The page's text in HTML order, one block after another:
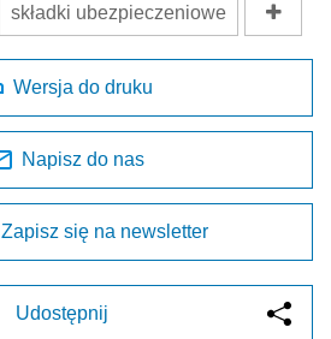
składki ubezpieczeniowe
Wersja do druku
Napisz do nas
Zapisz się na newsletter
Udostępnij